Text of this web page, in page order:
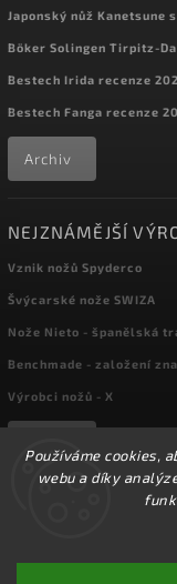
Používáme cookies,
webu a díky
☀️Ve dnech 3-
DOVOLENÉ.
budeme
pochopení.☀️
Japonský nůž Kanetsune
Böker Solingen Tirpitz-
Bestech Irida recenze
Bestech Fanga recenze
Archiv
NEJZNÁMĚJŠÍ
Vznik nožů Spyderco
Švýcarské nože SWIZA
Nože Nieto - španělská
Benchmade - založení
Výrobci nožů - X